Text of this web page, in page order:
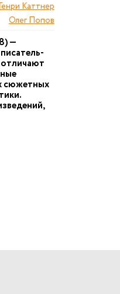
Каттнер
Олег Попов
—
отличают
сюжетных